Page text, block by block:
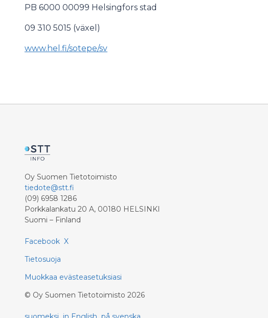
PB 6000 00099 Helsingfors stad
09 310 5015 (växel)
www.hel.fi/sotepe/sv
Oy Suomen Tietotoimisto
tiedote@stt.fi
(09) 6958 1286
Porkkalankatu 20 A, 00180 HELSINKI
Suomi – Finland
Facebook X
Tietosuoja
Muokkaa evästeasetuksiasi
© Oy Suomen Tietotoimisto 2026